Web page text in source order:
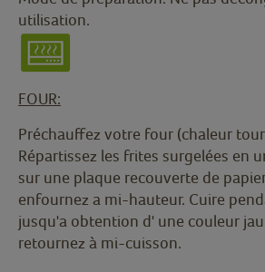
utilisation.
FOUR:
Préchauffez votre four (chaleur
Répartissez les frites surgelées en
sur une plaque recouverte de
enfournez a mi-hauteur. Cuire
jusqu'a obtention d' une couleur
retournez à mi-cuisson.